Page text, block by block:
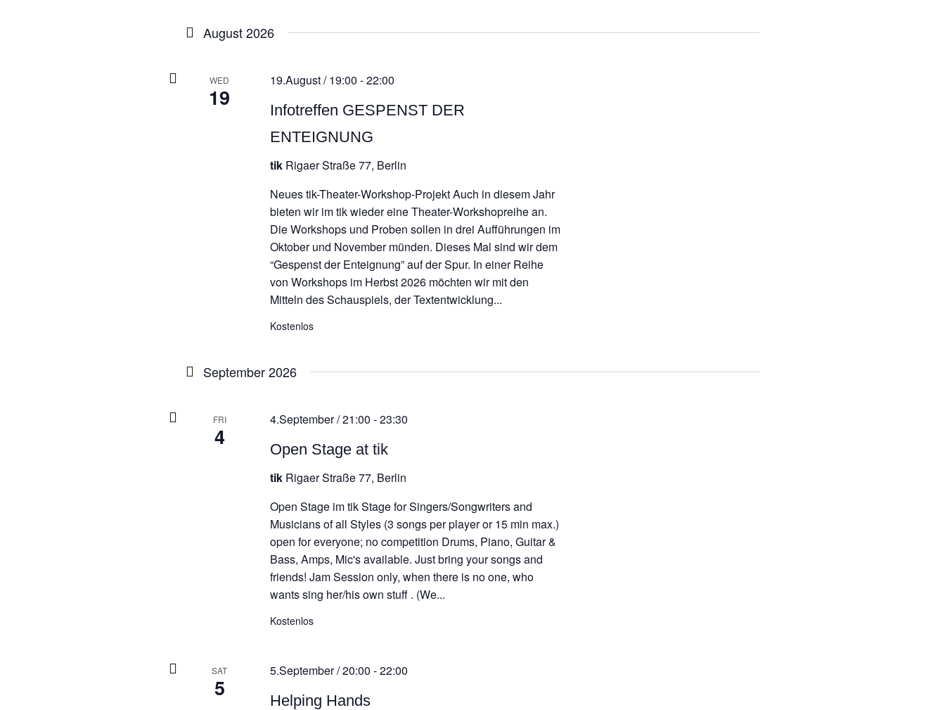
wählen.
August 2026
WED
19
Infotreffen GESPENST DER
ENTEIGNUNG
19.August / 19:00 -22:00
tik Rigaer Straße 77, Berlin
Neues tik-Theater-Workshop-Projekt Auch in diesem Jahr
bieten wir im tik wieder eine Theater-Workshopreihe an.
Die Workshops und Proben sollen in drei Aufführungen im
Oktober und November münden. Dieses Mal sind wir dem
“Gespenst der Enteignung” auf der Spur. In einer Reihe
von Workshops im Herbst 2026 möchten wir mit den
Mitteln des Schauspiels, der Textentwicklung...
Kostenlos
September 2026
FRI
4 Open Stage at tik
4.September / 21:00 -23:30
tik Rigaer Straße 77, Berlin
Open Stage im tik Stage for Singers/Songwriters and
Musicians of all Styles (3 songs per player or 15 min max.)
open for everyone; no competition Drums, Piano, Guitar &
Bass, Amps, Mic's available. Just bring your songs and
friends! Jam Session only, when there is no one, who
wants sing her/his own stuff . (We...
Kostenlos
SAT
5 Helping Hands
5.September / 20:00 -22:00